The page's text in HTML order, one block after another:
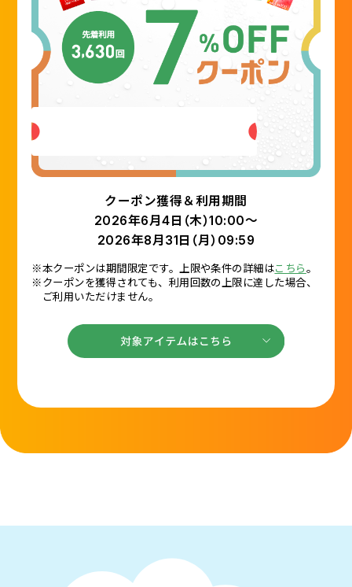
クーポン獲得＆利用期間
2026年6月4日（木）10:00～
2026年8月31日（月）09:59
※本クーポンは期間限定です。上限や条件の詳細はこちら。
※クーポンを獲得されても、利用回数の上限に達した場合、
ご利用いただけません。